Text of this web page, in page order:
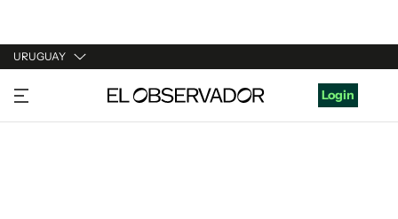
URUGUAY
URUGUAY
ARGENTINA
Login